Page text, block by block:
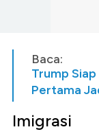
Baca:
Trump
Pertama
Imigrasi